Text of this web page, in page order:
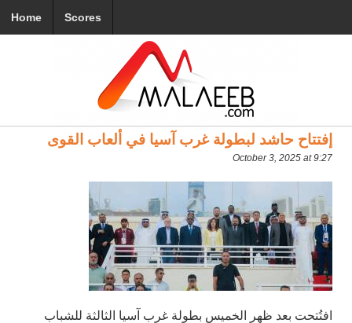
Home Scores
إفتتاح حاشد لبطولة غرب آسيا في ألعاب القوى
October 3, 2025 at 9:27
افتُتحت بعد ظهر الخميس بطولة غرب آسيا الثالثة للشباب